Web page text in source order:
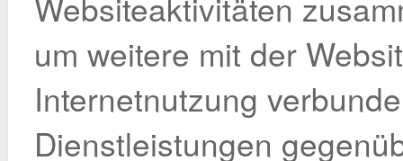
um weitere mit der
Internetnutzung
Dienstleistungen